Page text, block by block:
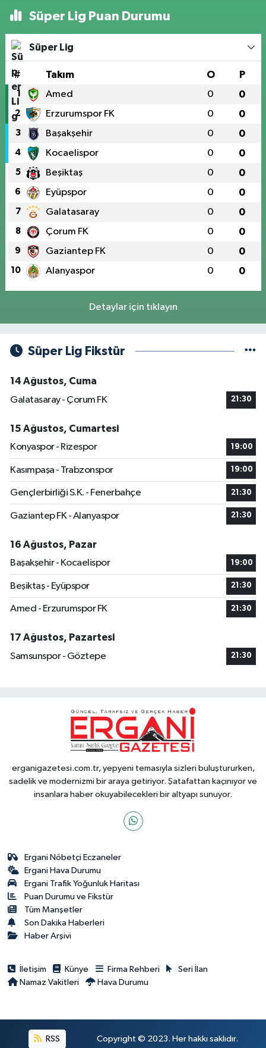
Süper Lig Puan Durumu
Süper Lig
# Takım O P
1 Amed 0 0
2 Erzurumspor FK 0 0
3 Başakşehir 0 0
4 Kocaelispor 0 0
5 Beşiktaş 0 0
6 Eyüpspor 0 0
7 Galatasaray 0 0
8 Çorum FK 0 0
9 Gaziantep FK 0 0
10 Alanyaspor 0 0
Detaylar için tıklayın
Süper Lig Fikstür
14 Ağustos, Cuma
Galatasaray - Çorum FK
21:30
15 Ağustos, Cumartesi
Konyaspor - Rizespor
19:00
Kasımpaşa - Trabzonspor 19:00
Gençlerbirliği S.K. - Fenerbahçe 21:30
Gaziantep FK - Alanyaspor 21:30
16 Ağustos, Pazar
Başakşehir - Kocaelispor
19:00
Beşiktaş - Eyüpspor 21:30
Amed - Erzurumspor FK 21:30
17 Ağustos, Pazartesi
Samsunspor - Göztepe
21:30
erganigazetesi.com.tr, yepyeni temasıyla sizleri buluştururken,
sadelik ve modernizmi bir araya getiriyor. Şatafattan kaçınıyor ve
insanlara haber okuyabilecekleri bir altyapı sunuyor.
Ergani Nöbetçi Eczaneler
Ergani Hava Durumu
Ergani Trafik Yoğunluk Haritası
Puan Durumu ve Fikstür
Tüm Manşetler
Son Dakika Haberleri
Haber Arşivi
İletişim Künye Firma Rehberi
Seri İlan
Namaz Vakitleri
Hava Durumu
RSS Copyright © 2023. Her hakkı saklıdır.